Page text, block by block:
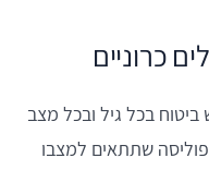
כרוניים
בכל גיל ובכל מצב
שתתאים למצבו